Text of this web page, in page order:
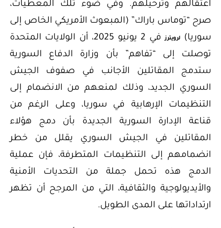
اعتقالهم وترحيلهم. وفي ضوء تلك المعطيات،
صرح “توماس باراك” (المبعوث الأمريكي الخاص إلى
سوريا)لرويترز
في 2 يونيو 2025، أن الولايات المتحدة
توصلت إلى “تفاهم” بأن وزارة الدفاع السورية
ستدمج المقاتلين الأجانب في صفوف الجيش
السوري الجديد، وذلك لمنعهم من الانضمام إلى
التنظيمات الإرهابية في سوريا، وعلى الرغم من
قناعة الإدارة السورية الجديدة بأن دمج هؤلاء
المقاتلين في الجيش السوري يقلل من خطر
انضمامهم إلى التنظيمات المتطرفة، فإن عملية
الدمج هذه تحمل جملة من التحديات الأمنية
والأيديولوجية والثقافية، التي من المرجح أن تظهر
ارتداداتها على المدى الطويل.